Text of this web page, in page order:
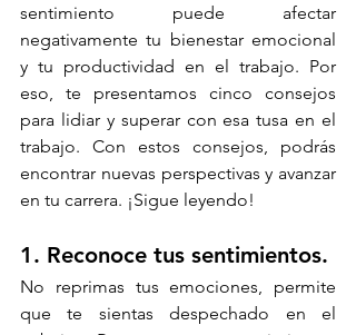
sentimiento puede afectar
negativamente tu bienestar emocional
y tu productividad en el trabajo. Por
eso, te presentamos cinco consejos
para lidiar y superar con esa tusa en el
trabajo. Con estos consejos, podrás
encontrar nuevas perspectivas y avanzar
en tu carrera. ¡Sigue leyendo!
1. Reconoce tus sentimientos.
No reprimas tus emociones, permite
que te sientas despechado en el